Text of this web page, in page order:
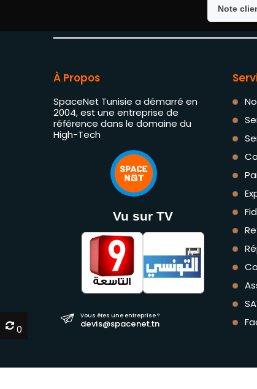
Note
À Propos
SpaceNet Tunisie a démarré en
2004, est une entreprise de
référence dans le domaine du
High-Tech
Vu sur TV
Vous êtes une entreprise ?
devis@spacenet.tn
0
0